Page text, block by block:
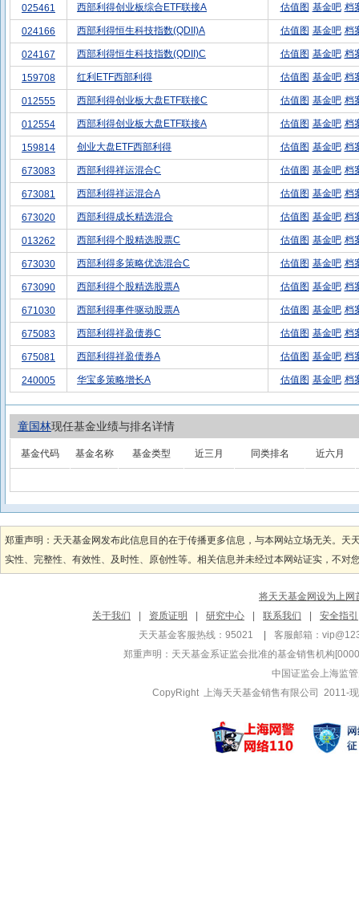
025461 西部利得创业板综合ETF联接A 估值图 基金吧 档
024166 西部利得恒生科技指数(QDII)A 估值图 基金吧 档
024167 西部利得恒生科技指数(QDII)C 估值图 基金吧 档
159708 红利ETF西部利得 估值图 基金吧 档
012555 西部利得创业板大盘ETF联接C 估值图 基金吧 档
012554 西部利得创业板大盘ETF联接A 估值图 基金吧 档
159814 创业大盘ETF西部利得 估值图 基金吧 档
673083 西部利得祥运混合C 估值图 基金吧 档
673081 西部利得祥运混合A 估值图 基金吧 档
673020 西部利得成长精选混合 估值图 基金吧 档
013262 西部利得个股精选股票C 估值图 基金吧 档
673030 西部利得多策略优选混合C 估值图 基金吧 档
673090 西部利得个股精选股票A 估值图 基金吧 档
671030 西部利得事件驱动股票A 估值图 基金吧 档
675083 西部利得祥盈债券C 估值图 基金吧 档
675081 西部利得祥盈债券A 估值图 基金吧 档
240005 华宝多策略增长A 估值图 基金吧 档
童国林现任基金业绩与排名详情
基金代码 基金名称 基金类型 近三月 同类排名 近六月
郑重声明：天天基金网发布此信息目的在于传播更多信息，与本网站立场无关。
实性、完整性、有效性、及时性、原创性等。相关信息并未经过本网站证实，不
将天天基金网设为上网
关于我们
资质证明 研究中心 联系我们
安全指引
天天基金客服热线：95021
客服邮箱：
郑重声明： 天天基金系证监会批准的基金销售机构
中国证监会上海监
CopyRight 上海天天基金销售有限公司 2011-